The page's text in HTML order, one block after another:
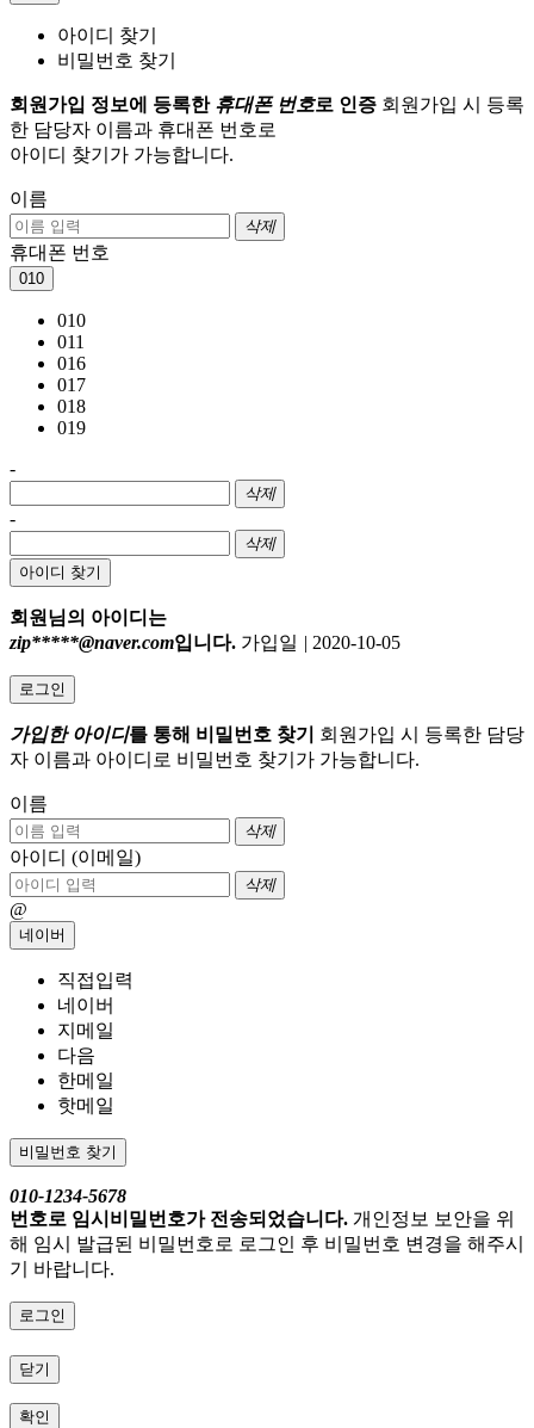
아이디 찾기
비밀번호 찾기
회원가입 정보에 등록한 휴대폰 번호로 인증 회원가입 시 등록
한 담당자 이름과 휴대폰 번호로
아이디 찾기가 가능합니다.
이름
삭제
휴대폰 번호
010
010
011
016
017
018
019
-
삭제
-
삭제
아이디 찾기
회원님의 아이디는
zip*****@naver.com입니다. 가입일 | 2020-10-05
로그인
가입한 아이디를 통해 비밀번호 찾기
회원가입 시 등록한 담당
자 이름과 아이디로 비밀번호 찾기가 가능합니다.
이름
삭제
아이디 (이메일)
삭제
@
네이버
직접입력
네이버
지메일
다음
한메일
핫메일
비밀번호 찾기
010-1234-5678
번호로 임시비밀번호가 전송되었습니다. 개인정보 보안을 위
해 임시 발급된 비밀번호로 로그인 후 비밀번호 변경을 해주시
기 바랍니다.
로그인
닫기
확인